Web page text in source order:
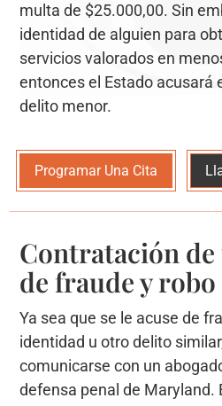
multa de $25.000,00. Sin
identidad de alguien para
servicios valorados en
entonces el Estado acusará
delito menor.
Programar Una Cita
Contratación de
de fraude y
Ya sea que se le acuse de
identidad u otro delito
comunicarse con un
defensa penal de Maryland.